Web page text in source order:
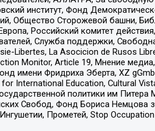
институт, Фонд
Общество Сторожевой башни,
Российский комитет действия,
Служба поддержки,
Libertes, La Asocicion de Rusos
Monitor, Article 19, Мнение медиа,
имени Фридриха Эберта, XZ
International Education, Cultural
политики им Питера
Свобод, Фонд Бориса Немцова
Прометей, Stop